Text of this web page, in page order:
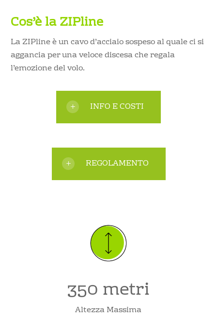
Cos’è la ZIPline
La ZIPline è un cavo d’acciaio sospeso al quale ci si
aggancia per una veloce discesa che regala
l’emozione del volo.
INFO E COSTI
REGOLAMENTO
350 metri
Altezza Massima